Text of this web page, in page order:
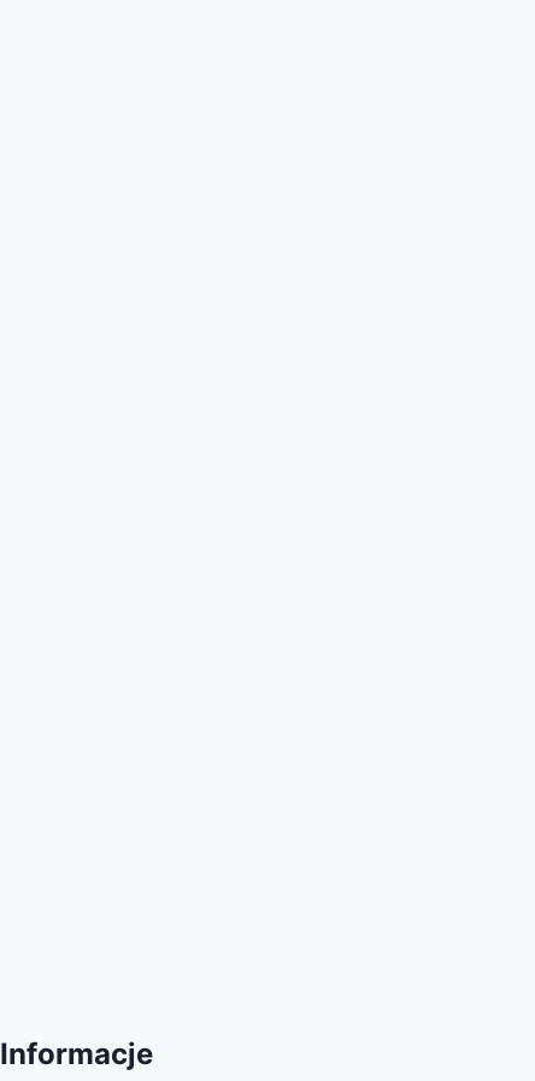
Informacje